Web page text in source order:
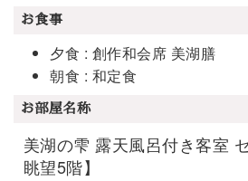
お食事
夕食 : 創作和会席 美湖膳
朝食 : 和定食
お部屋名称
美湖の雫 露天風呂付き客室
眺望5階】